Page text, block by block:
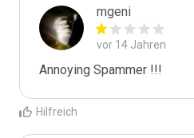
mgeni
vor 14 Jahren
Annoying Spammer !!!
Hilfreich